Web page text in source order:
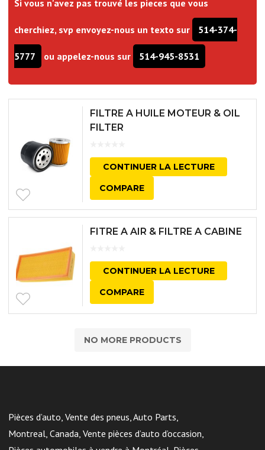
Si vous n'avez pas trouvé les pieces que vous
cherchiez, svp envoyez-nous un texto sur 514-374-
5777 ou appelez-nous sur 514-945-8531
FILTRE A HUILE MOTEUR & OIL
FILTER
CONTINUER LA LECTURE
COMPARE
FITRE A AIR & FILTRE A CABINE
CONTINUER LA LECTURE
COMPARE
NO MORE PRODUCTS
Pièces d’auto, Vente des pneus, Auto Parts,
Montreal, Canada, Vente pièces d’auto d’occasion,